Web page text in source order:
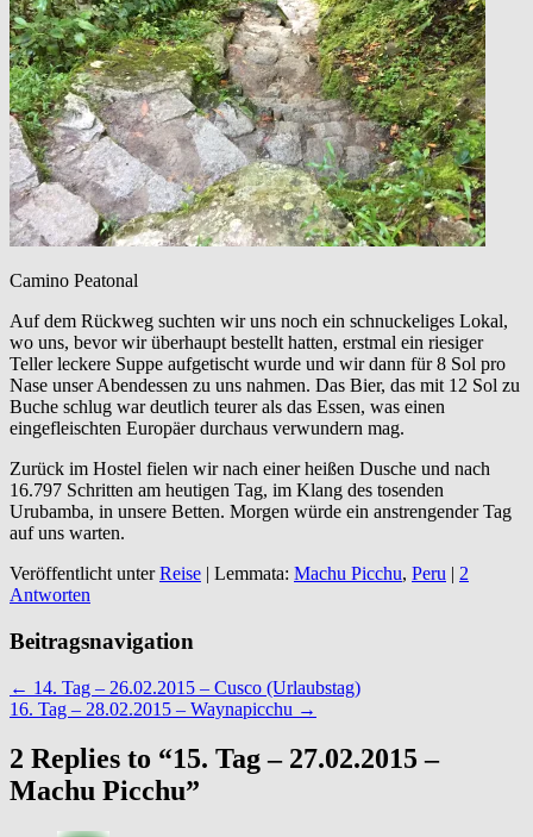
Camino Peatonal
Auf dem Rückweg suchten wir uns noch ein schnuckeliges Lokal,
wo uns, bevor wir überhaupt bestellt hatten, erstmal ein riesiger
Teller leckere Suppe aufgetischt wurde und wir dann für 8 Sol pro
Nase unser Abendessen zu uns nahmen. Das Bier, das mit 12 Sol zu
Buche schlug war deutlich teurer als das Essen, was einen
eingefleischten Europäer durchaus verwundern mag.
Zurück im Hostel fielen wir nach einer heißen Dusche und nach
16.797 Schritten am heutigen Tag, im Klang des tosenden
Urubamba, in unsere Betten. Morgen würde ein anstrengender Tag
auf uns warten.
Veröffentlicht unterReise | Lemmata: Machu Picchu, Peru | 2
Antworten
Beitragsnavigation
← 14. Tag – 26.02.2015 – Cusco (Urlaubstag)
16. Tag – 28.02.2015 – Waynapicchu →
2 Replies to “15. Tag – 27.02.2015 –
Machu Picchu”